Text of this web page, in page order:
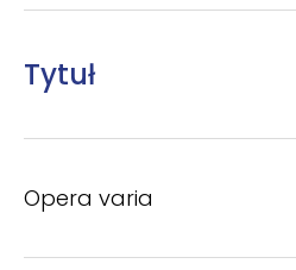
Tytuł
Opera varia